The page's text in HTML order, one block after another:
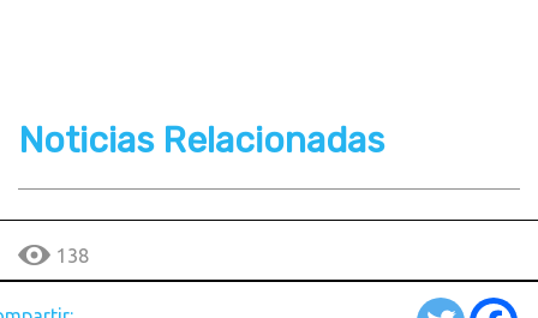
Noticias Relacionadas
138